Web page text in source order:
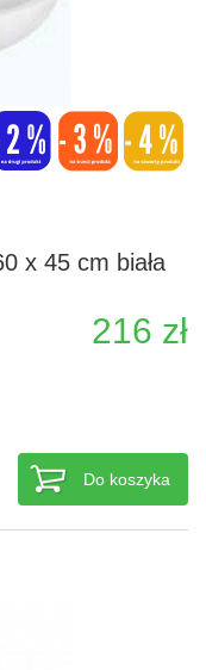
x 45 cm biała
216 zł
Do koszyka